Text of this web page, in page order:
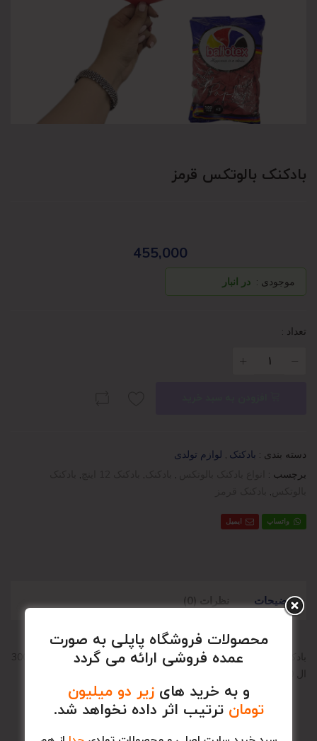
بادکنک بالوتکس قرمز
455,000
موجودی : در انبار
تعداد :
دسته بندی : بادکنک , لوازم تولدی
برچسب :
,
,
,
,
واتساپ ایمیل
توضیحات نظرات (0)
بادکنک بالوتکس ساخت ایران در بسته بندی 100 عددی , وزن تقریبی 300
ال 320 و سایز 12 اینچ
محصولات فروشگاه پاپلی به صورت
عمده فروشی ارائه می گردد
و به خرید هایزیر دو میلیون
تومان ترتیب اثر داده نخواهد شد.